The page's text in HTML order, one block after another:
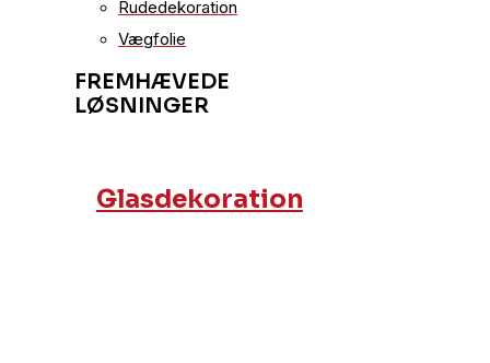
Rudedekoration
Vægfolie
FREMHÆVEDE
LØSNINGER
Glasdekoration